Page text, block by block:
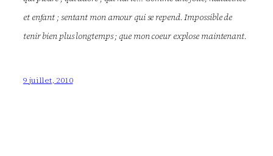
et enfant ; sentant mon amour qui se repend. Impossible de
tenir bien plus longtemps ; que mon coeur explose maintenant.
9 juillet, 2010